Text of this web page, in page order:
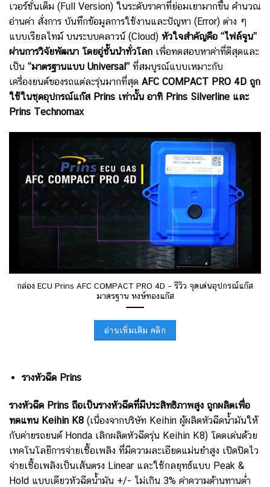
เวอร์ชั่นเต็ม (Full Version) ในระดับราคาที่ย่อมเยามากขึ้น คำนวณ
อ่านค่า สั่งการ บันทึกข้อมูลการใช้งานและปัญหา (Error) ต่าง ๆ
แบบเรียลไทม์ บนระบบคลาวน์ (Cloud) หัวใจสำคัญคือ “ไฟล์จูน”
ผ่านการวิจัยพัฒนา โดยอู่ชั้นนำทั่วโลก เพื่อทดสอบหาค่าที่ดีสุดและ
เป็น “มาตรฐานแบบ Universal” ที่สมบูรณ์แบบเหมาะกับ
เครื่องยนต์ของรถแต่ละรุ่นมากที่สุด AFC COMPACT PRO 4D ถูก
ใช้ในชุดอุปกรณ์แก๊ส Prins เท่านั้น อาทิ Prins Silverline และ
Prins Technomax
กล่อง ECU Prins AFC COMPACT PRO 4D – รีวิว จุดเด่นอุปกรณ์แก๊ส
มาตรฐาน หงษ์ทองแก๊ส
อ่านเพิ่มเติม คลิก
รางหัวฉีด Prins
รางหัวฉีด Prins ถือเป็นรางหัวฉีดที่มีประสิทธิภาพสูง ถูกผลิตเพื่อ
ทดแทน Keihin K8 (เนื่องจากบริษัท Keihin ผู้ผลิตหัวฉีดน้ำมันให้
กับค่ายรถยนต์ Honda เลิกผลิตหัวฉีดรุ่น Keihin K8) โดดเด่นด้วย
เทคโนโลยีการจ่ายเชื้อเพลิง ที่มีความละเอียดแม่นยำสูง เปิดปิดไว
จ่ายเชื้อเพลิงเป็นเส้นตรง Linear และใช้กลยุทธ์แบบ Peak &
Hold แบบเดียวหัวฉีดน้ำมัน +/- ไม่เกิน 3% ค่าความต้านทานต่ำ